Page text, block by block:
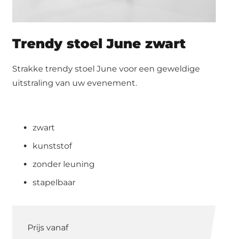
Trendy stoel June zwart
Strakke trendy stoel June voor een geweldige
uitstraling van uw evenement.
zwart
kunststof
zonder leuning
stapelbaar
Prijs vanaf